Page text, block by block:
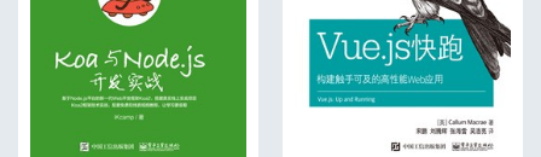
6.7 正则表达式字面量 139
6.9 正则表达式和 Unicode 编码 140
6.10 RegExp 类方法 142
6.11 分组 143